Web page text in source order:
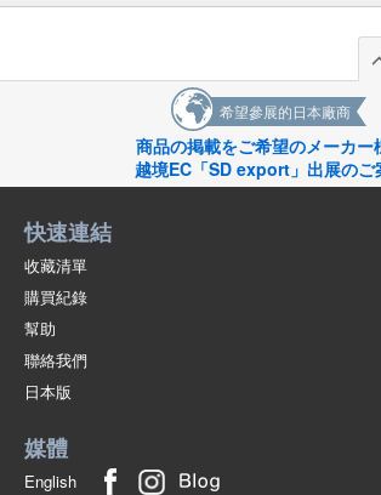
希望參展的日本廠商
商品の掲載をご希望のメーカー
越境EC「SD export」出展のご
快速連結
收藏清單
購買紀錄
幫助
聯絡我們
日本版
媒體
English